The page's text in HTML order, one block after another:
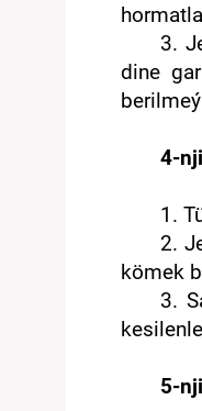
3.
dine
4-
1.
2.
kömek
3.
5-